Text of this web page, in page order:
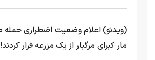
مار کبرای مرگبار از یک مزرعه‌ فرار کردند!